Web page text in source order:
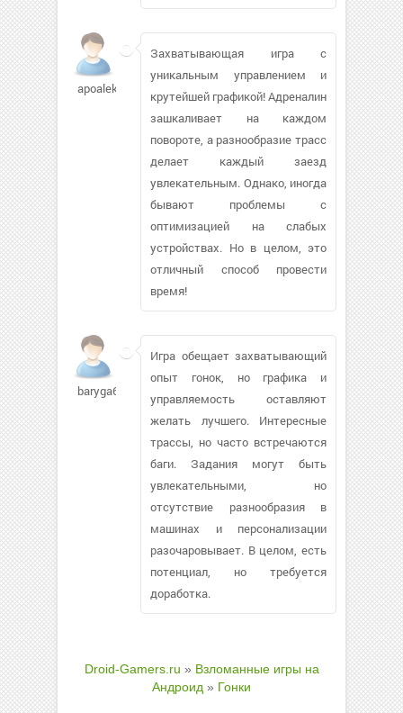
apoaleks
Захватывающая игра с
уникальным управлением и
крутейшей графикой! Адреналин
зашкаливает на каждом
повороте, а разнообразие трасс
делает каждый заезд
увлекательным. Однако, иногда
бывают проблемы с
оптимизацией на слабых
устройствах. Но в целом, это
отличный способ провести
время!
baryga68
Игра обещает захватывающий
опыт гонок, но графика и
управляемость оставляют
желать лучшего. Интересные
трассы, но часто встречаются
баги. Задания могут быть
увлекательными, но
отсутствие разнообразия в
машинах и персонализации
разочаровывает. В целом, есть
потенциал, но требуется
доработка.
Droid-Gamers.ru » Взломанные игры на
Андроид » Гонки